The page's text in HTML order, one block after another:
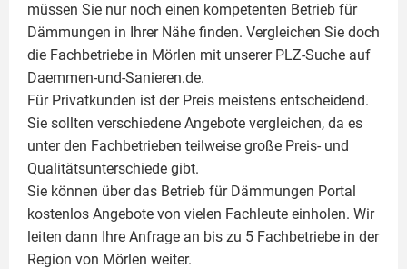
müssen Sie nur noch einen kompetenten Betrieb für
Dämmungen in Ihrer Nähe finden. Vergleichen Sie doch
die Fachbetriebe in Mörlen mit unserer PLZ-Suche auf
Daemmen-und-Sanieren.de.
Für Privatkunden ist der Preis meistens entscheidend.
Sie sollten verschiedene Angebote vergleichen, da es
unter den Fachbetrieben teilweise große Preis- und
Qualitätsunterschiede gibt.
Sie können über das Betrieb für Dämmungen Portal
kostenlos Angebote von vielen Fachleute einholen. Wir
leiten dann Ihre Anfrage an bis zu 5 Fachbetriebe in der
Region von Mörlen weiter.